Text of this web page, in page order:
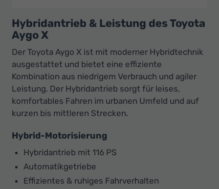
Hybridantrieb & Leistung des Toyota
Aygo X
Der Toyota Aygo X ist mit moderner Hybridtechnik
ausgestattet und bietet eine effiziente
Kombination aus niedrigem Verbrauch und agiler
Leistung. Der Hybridantrieb sorgt für leises,
komfortables Fahren im urbanen Umfeld und auf
kurzen bis mittleren Strecken.
Hybrid-Motorisierung
Hybridantrieb mit 116 PS
Automatikgetriebe
Effizientes & ruhiges Fahrverhalten